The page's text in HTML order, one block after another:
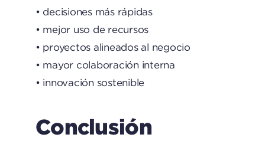
• decisiones más rápidas
• mejor uso de recursos
• proyectos alineados al negocio
• mayor colaboración interna
• innovación sostenible
Conclusión